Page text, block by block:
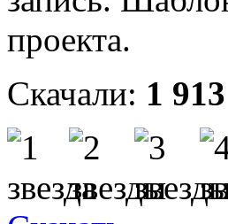
проекта.
Скачали: 1 913